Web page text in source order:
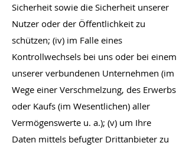
Sicherheit sowie die Sicherheit unserer
Nutzer oder der Öffentlichkeit zu
schützen; (iv) im Falle eines
Kontrollwechsels bei uns oder bei einem
unserer verbundenen Unternehmen (im
Wege einer Verschmelzung, des Erwerbs
oder Kaufs (im Wesentlichen) aller
Vermögenswerte u. a.); (v) um Ihre
Daten mittels befugter Drittanbieter zu